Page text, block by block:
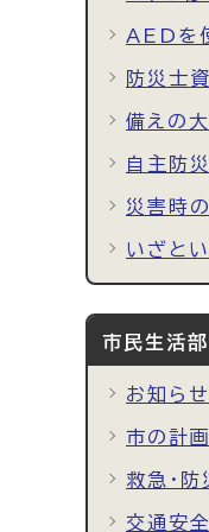
AEDを
防災士
備えの
自主防
災害時
いざと
市民生活
お知らせ
市の計画
救急・防
交通安全